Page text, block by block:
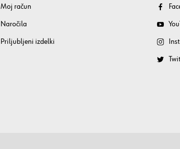
Moj račun
Naročila
Priljubljeni izdelki